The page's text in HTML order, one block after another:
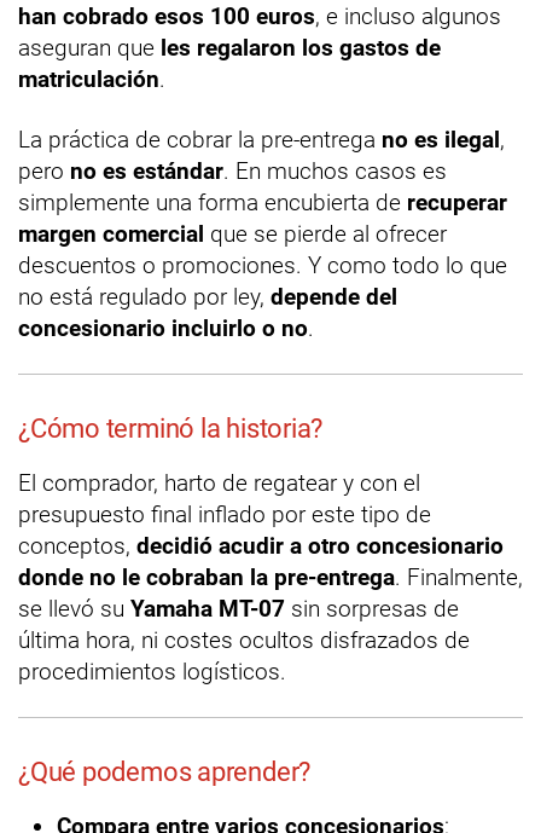
han cobrado esos 100 euros, e incluso algunos
aseguran que les regalaron los gastos de
matriculación.
La práctica de cobrar la pre-entrega no es ilegal,
pero no es estándar. En muchos casos es
simplemente una forma encubierta de recuperar
margen comercial que se pierde al ofrecer
descuentos o promociones. Y como todo lo que
no está regulado por ley, depende del
concesionario incluirlo o no.
¿Cómo terminó la historia?
El comprador, harto de regatear y con el
presupuesto final inflado por este tipo de
conceptos, decidió acudir a otro concesionario
donde no le cobraban la pre-entrega. Finalmente,
se llevó su Yamaha MT-07 sin sorpresas de
última hora, ni costes ocultos disfrazados de
procedimientos logísticos.
¿Qué podemos aprender?
Compara entre varios concesionarios: